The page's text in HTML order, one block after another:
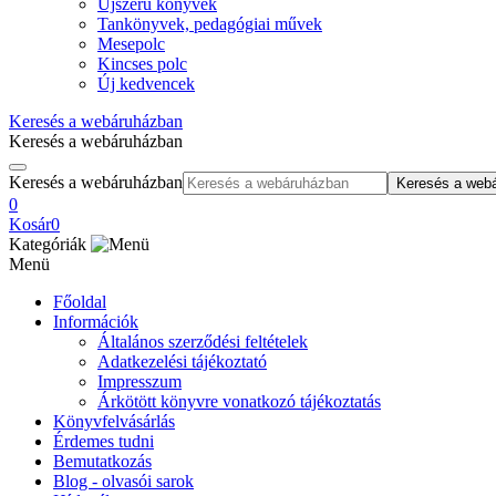
Újszerű könyvek
Tankönyvek, pedagógiai művek
Mesepolc
Kincses polc
Új kedvencek
Keresés a webáruházban
Keresés a webáruházban
Keresés a webáruházban Keresés a
0
Kosár0
Kategóriák
Menü
Főoldal
Információk
Általános szerződési feltételek
Adatkezelési tájékoztató
Impresszum
Árkötött könyvre vonatkozó tájékoztatás
Könyvfelvásárlás
Érdemes tudni
Bemutatkozás
Blog - olvasói sarok